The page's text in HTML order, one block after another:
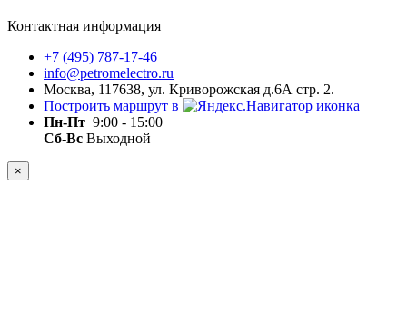
Контактная информация
+7 (495) 787-17-46
info@petromelectro.ru
Москва, 117638, ул. Криворожская д.6А стр. 2.
Построить маршрут в
Пн-Пт 9:00 - 15:00
Сб-Вс Выходной
×